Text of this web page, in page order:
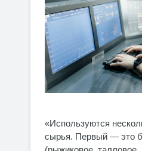
«Используются
сырья. Первый — это